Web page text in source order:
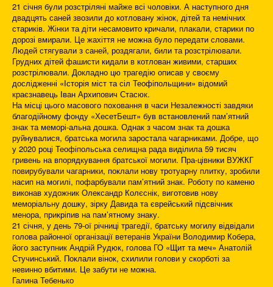
21 січня були розстріляні майже всі чоловіки. А наступного дня
двадцять саней звозили до котловану жінок, дітей та немічних
стариків. Жінки та діти несамовито кричали, плакали, старики по
дорозі вмирали. Це жахіття не можна було передати словами.
Людей стягували з саней, роздягали, били та розстрілювали.
Грудних дітей фашисти кидали в котлован живими, старших
розстрілювали. Докладно цю трагедію описав у своєму
дослідженні «Історія міст та сіл Теофіпольщини» відомий
краєзнавець Іван Архипович Стасюк.
На місці цього масового поховання в часи Незалежності завдяки
благодійному фонду «ХесетБешт» був встановлений пам’ятний
знак та меморі-альна дошка. Однак з часом знак та дошка
руйнувалися, братська могила заростала чагарниками. Добре, що
у 2020 році Теофіпольська селищна рада виділила 59 тисяч
гривень на впорядкування братської могили. Пра-цівники ВУЖКГ
повирубували чагарники, поклали нову тротуарну плитку, зробили
насип на могилі, пофарбували пам’ятний знак. Роботу по каменю
виконав художник Олександр Колєснік, виготовив нову
меморіальну дошку, зірку Давида та єврейський підсвічник
менора, прикріпив на пам’ятному знаку.
21 січня, у день 79-ої річниці трагедії, братську могилу відвідали
голова районної організації ветеранів України Володимир Кобера,
його заступник Андрій Рудюк, голова ГО «Щит та меч» Анатолій
Стучинський. Поклали вінок, схилили голови у скорботі за
невинно вбитими. Це забути не можна.
Галина Тебенько